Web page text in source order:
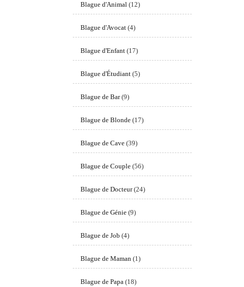
Blague d'Animal(12)
Blague d'Avocat(4)
Blague d'Enfant(17)
Blague d'Étudiant(5)
Blague de Bar(9)
Blague de Blonde(17)
Blague de Cave(39)
Blague de Couple(56)
Blague de Docteur(24)
Blague de Génie(9)
Blague de Job (4)
Blague de Maman(1)
Blague de Papa(18)